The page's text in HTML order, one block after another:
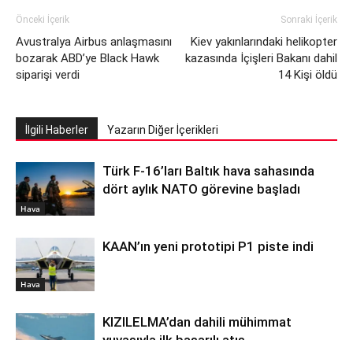
Önceki İçerik
Avustralya Airbus anlaşmasını
bozarak ABD’ye Black Hawk
siparişi verdi
Sonraki İçerik
Kiev yakınlarındaki helikopter
kazasında İçişleri Bakanı dahil
14 Kişi öldü
İlgili Haberler Yazarın Diğer İçerikleri
Hava
Türk F-16’ları Baltık hava sahasında
dört aylık NATO görevine başladı
Hava
KAAN’ın yeni prototipi P1 piste indi
KIZILELMA’dan dahili mühimmat